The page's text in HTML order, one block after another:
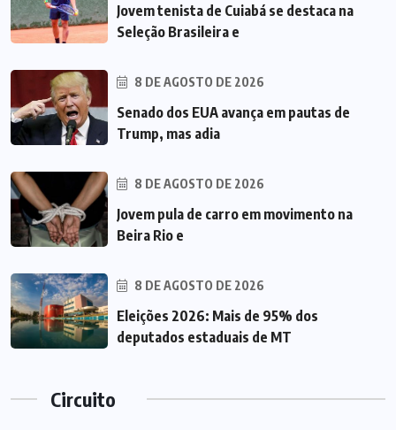
Jovem tenista de Cuiabá se destaca na
Seleção Brasileira e
8 DE AGOSTO DE 2026
Senado dos EUA avança em pautas de
Trump, mas adia
8 DE AGOSTO DE 2026
Jovem pula de carro em movimento na
Beira Rio e
8 DE AGOSTO DE 2026
Eleições 2026: Mais de 95% dos
deputados estaduais de MT
Circuito